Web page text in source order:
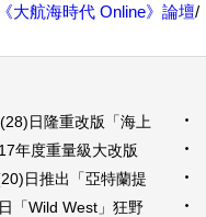
《大航海時代 Online》論壇/
日隆重改版「海上
年度重量級大改版
」磅礡登場
日推出「亞特蘭提
步開放
「Wild West」狂野